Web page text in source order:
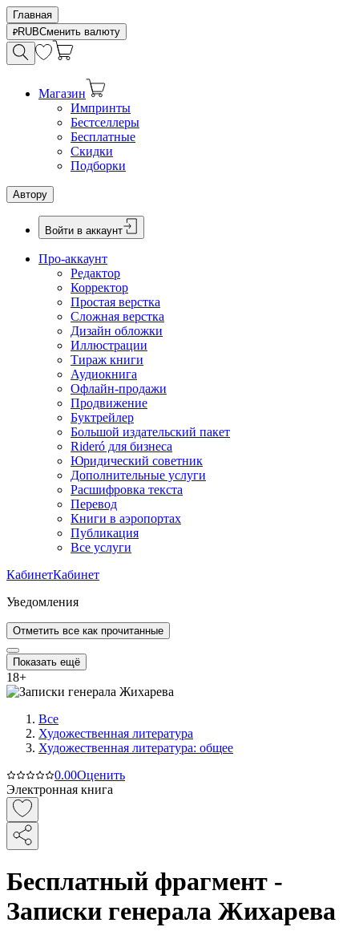
Главная
RUBСменить валюту
Магазин
Импринты
Бестселлеры
Бесплатные
Скидки
Подборки
Автору
Войти в аккаунт
Про-аккаунт
Редактор
Корректор
Простая верстка
Сложная верстка
Дизайн обложки
Иллюстрации
Тираж книги
Аудиокнига
Офлайн-продажи
Продвижение
Буктрейлер
Большой издательский пакет
Rideró для бизнеса
Юридический советник
Дополнительные услуги
Расшифровка текста
Перевод
Книги в аэропортах
Публикация
Все услуги
КабинетКабинет
Уведомления
Отметить все как прочитанные
Показать ещё
18+
Все
Художественная литература
Художественная литература: общее
0.00Оценить
Электронная книга
Бесплатный фрагмент -
Записки генерала Жихарева